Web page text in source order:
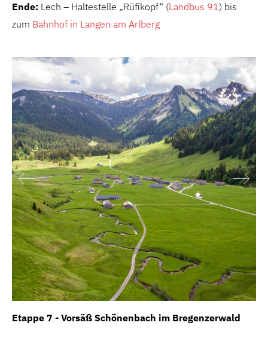
Ende: Lech – Haltestelle „Rüfikopf“ (Landbus 91) bis
zum Bahnhof in Langen am Arlberg
Etappe 7 - Vorsäß Schönenbach im Bregenzerwald